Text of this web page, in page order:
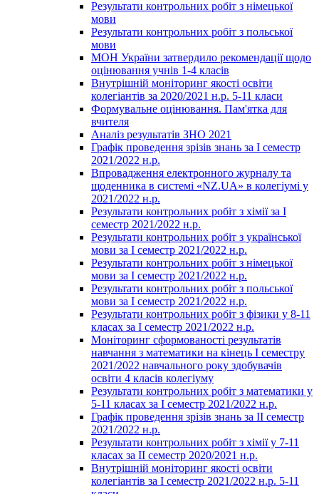
Результати контрольних робіт з німецької
мови
Результати контрольних робіт з польської
мови
МОН України затвердило рекомендації щодо
оцінювання учнів 1-4 класів
Внутрішній моніторинг якості освіти
колегіантів за 2020/2021 н.р. 5-11 класи
Формувальне оцінювання. Пам'ятка для
вчителя
Аналіз результатів ЗНО 2021
Графік проведення зрізів знань за І семестр
2021/2022 н.р.
Впровадження електронного журналу та
щоденника в системі «NZ.UA» в колегіумі у
2021/2022 н.р.
Результати контрольних робіт з хімії за І
семестр 2021/2022 н.р.
Результати контрольних робіт з української
мови за І семестр 2021/2022 н.р.
Результати контрольних робіт з німецької
мови за І семестр 2021/2022 н.р.
Результати контрольних робіт з польської
мови за І семестр 2021/2022 н.р.
Результати контрольних робіт з фізики у 8-11
класах за І семестр 2021/2022 н.р.
Моніторинг сформованості результатів
навчання з математики на кінець І семестру
2021/2022 навчального року здобувачів
освіти 4 класів колегіуму
Результати контрольних робіт з математики у
5-11 класах за І семестр 2021/2022 н.р.
Графік проведення зрізів знань за ІІ семестр
2021/2022 н.р.
Результати контрольних робіт з хімії у 7-11
класах за ІІ семестр 2020/2021 н.р.
Внутрішній моніторинг якості освіти
колегіантів за І семестр 2021/2022 н.р. 5-11